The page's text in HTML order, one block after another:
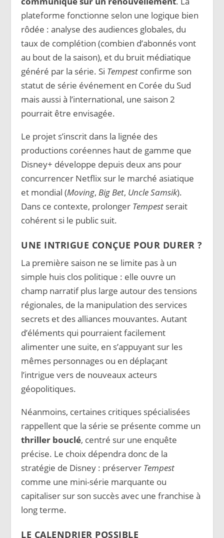
plateforme fonctionne selon une logique bien
rôdée : analyse des audiences globales, du
taux de complétion (combien d’abonnés vont
au bout de la saison), et du bruit médiatique
généré par la série. Si Tempest confirme son
statut de série événement en Corée du Sud
mais aussi à l’international, une saison 2
pourrait être envisagée.
Le projet s’inscrit dans la lignée des
productions coréennes haut de gamme que
Disney+ développe depuis deux ans pour
concurrencer Netflix sur le marché asiatique
et mondial (Moving, Big Bet, Uncle Samsik).
Dans ce contexte, prolonger Tempest serait
cohérent si le public suit.
UNE INTRIGUE CONÇUE POUR DURER ?
La première saison ne se limite pas à un
simple huis clos politique : elle ouvre un
champ narratif plus large autour des tensions
régionales, de la manipulation des services
secrets et des alliances mouvantes. Autant
d’éléments qui pourraient facilement
alimenter une suite, en s’appuyant sur les
mêmes personnages ou en déplaçant
l’intrigue vers de nouveaux acteurs
géopolitiques.
Néanmoins, certaines critiques spécialisées
rappellent que la série se présente comme un
thriller bouclé, centré sur une enquête
précise. Le choix dépendra donc de la
stratégie de Disney : préserver Tempest
comme une mini-série marquante ou
capitaliser sur son succès avec une franchise à
long terme.
LE CALENDRIER POSSIBLE